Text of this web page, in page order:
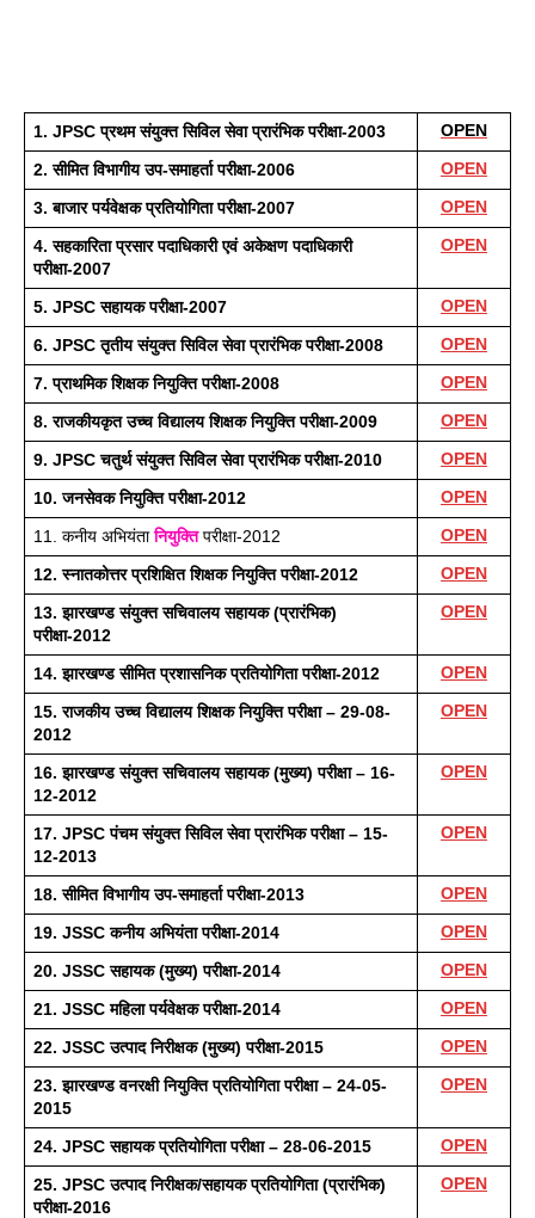
1. JPSC प्रथम संयुक्त सिविल सेवा प्रारंभिक परीक्षा-2003 OPEN
2. सीमित विभागीय उप-समाहर्ता परीक्षा-2006 OPEN
3. बाजार पर्यवेक्षक प्रतियोगिता परीक्षा-2007 OPEN
4. सहकारिता प्रसार पदाधिकारी एवं अकेक्षण पदाधिकारी
परीक्षा-2007
OPEN
5. JPSC सहायक परीक्षा-2007 OPEN
6. JPSC तृतीय संयुक्त सिविल सेवा प्रारंभिक परीक्षा-2008 OPEN
7. प्राथमिक शिक्षक नियुक्ति परीक्षा-2008 OPEN
8. राजकीयकृत उच्च विद्यालय शिक्षक नियुक्ति परीक्षा-2009 OPEN
9. JPSC चतुर्थ संयुक्त सिविल सेवा प्रारंभिक परीक्षा-2010 OPEN
10. जनसेवक नियुक्ति परीक्षा-2012 OPEN
11. कनीय अभियंता नियुक्ति परीक्षा-2012 OPEN
12. स्नातकोत्तर प्रशिक्षित शिक्षक नियुक्ति परीक्षा-2012 OPEN
13. झारखण्ड संयुक्त सचिवालय सहायक (प्रारंभिक)
परीक्षा-2012
OPEN
14. झारखण्ड सीमित प्रशासनिक प्रतियोगिता परीक्षा-2012 OPEN
15. राजकीय उच्च विद्यालय शिक्षक नियुक्ति परीक्षा – 29-08-
2012
OPEN
16. झारखण्ड संयुक्त सचिवालय सहायक (मुख्य) परीक्षा – 16-
12-2012
OPEN
17. JPSC पंचम संयुक्त सिविल सेवा प्रारंभिक परीक्षा – 15-
12-2013
OPEN
18. सीमित विभागीय उप-समाहर्ता परीक्षा-2013 OPEN
19. JSSC कनीय अभियंता परीक्षा-2014 OPEN
20. JSSC सहायक (मुख्य) परीक्षा-2014 OPEN
21. JSSC महिला पर्यवेक्षक परीक्षा-2014 OPEN
22. JSSC उत्पाद निरीक्षक (मुख्य) परीक्षा-2015 OPEN
23. झारखण्ड वनरक्षी नियुक्ति प्रतियोगिता परीक्षा – 24-05-
2015
OPEN
24. JPSC सहायक प्रतियोगिता परीक्षा – 28-06-2015 OPEN
25. JPSC उत्पाद निरीक्षक/सहायक प्रतियोगिता (प्रारंभिक)
परीक्षा-2016
OPEN